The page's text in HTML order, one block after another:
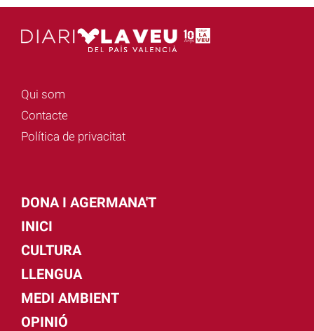
Qui som
Contacte
Política de privacitat
DONA I AGERMANA'T
INICI
CULTURA
LLENGUA
MEDI AMBIENT
OPINIÓ